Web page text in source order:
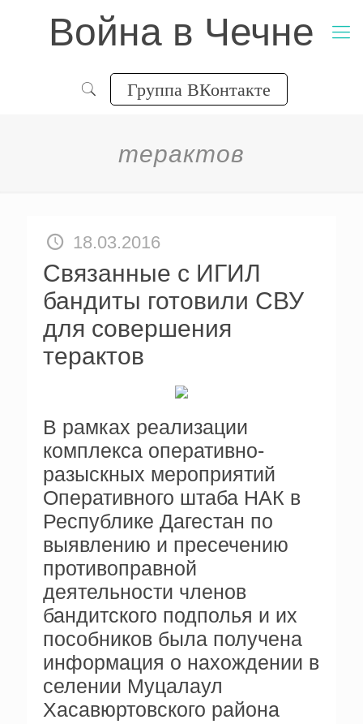
Война в Чечне
Группа ВКонтакте
терактов
18.03.2016
Cвязанные с ИГИЛ
бандиты готовили СВУ
для совершения
терактов
В рамках реализации
комплекса оперативно-
разыскных мероприятий
Оперативного штаба НАК в
Республике Дагестан по
выявлению и пресечению
противоправной
деятельности членов
бандитского подполья и их
пособников была получена
информация о нахождении в
селении Муцалаул
Хасавюртовского района